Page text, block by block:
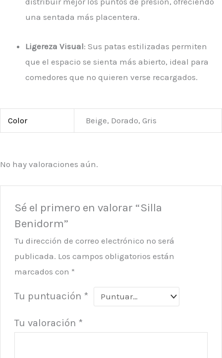
una sentada más placentera.
Ligereza Visual: Sus patas estilizadas permiten
que el espacio se sienta más abierto, ideal para
comedores que no quieren verse recargados.
Color Beige, Dorado, Gris
No hay valoraciones aún.
Sé el primero en valorar “Silla
Benidorm”
Tu dirección de correo electrónico no será
publicada. Los campos obligatorios están
marcados con *
Tu puntuación *
Tu valoración *